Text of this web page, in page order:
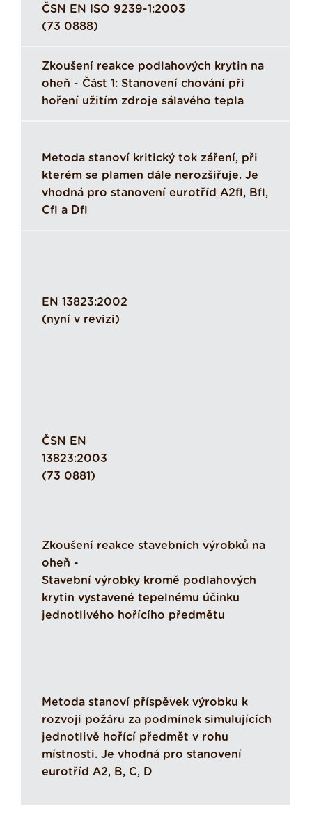
ČSN EN ISO 9239-1:2003
(73 0888)
Zkoušení reakce podlahových krytin na
oheň - Část 1: Stanovení chování při
hoření užitím zdroje sálavého tepla
Metoda stanoví kritický tok záření, při
kterém se plamen dále nerozšiřuje. Je
vhodná pro stanovení eurotříd A2fl, Bfl,
Cfl a Dfl
EN 13823:2002
(nyní v revizi)
ČSN EN
13823:2003
(73 0881)
Zkoušení reakce stavebních výrobků na
oheň -
Stavební výrobky kromě podlahových
krytin vystavené tepelnému účinku
jednotlivého hořícího předmětu
Metoda stanoví příspěvek výrobku k
rozvoji požáru za podmínek simulujících
jednotlivě hořící předmět v rohu
místnosti. Je vhodná pro stanovení
eurotříd A2, B, C, D